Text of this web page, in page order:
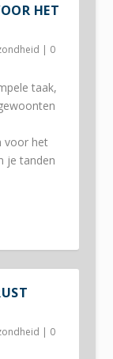
HET
| 0
taak,
voor het
je tanden
| 0